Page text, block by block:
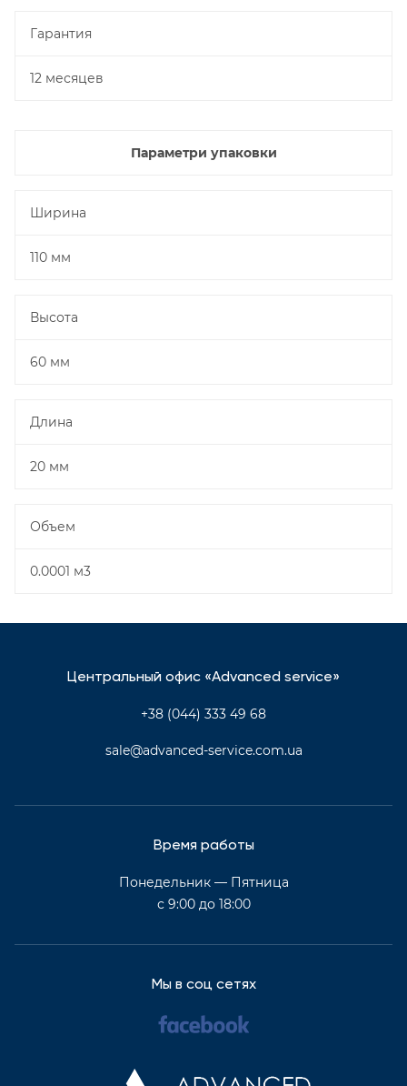
Гарантия
12 месяцев
Параметри упаковки
Ширина
110 мм
Высота
60 мм
Длина
20 мм
Объем
0.0001 м3
Центральный офис «Advanced service»
+38 (044) 333 49 68
sale@advanced-service.com.ua
Время работы
Понедельник — Пятница
с 9:00 до 18:00
Мы в соц сетях